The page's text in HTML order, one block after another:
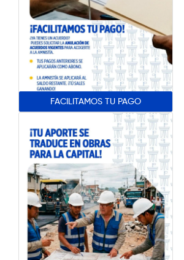
FACILITAMOS TU PAGO